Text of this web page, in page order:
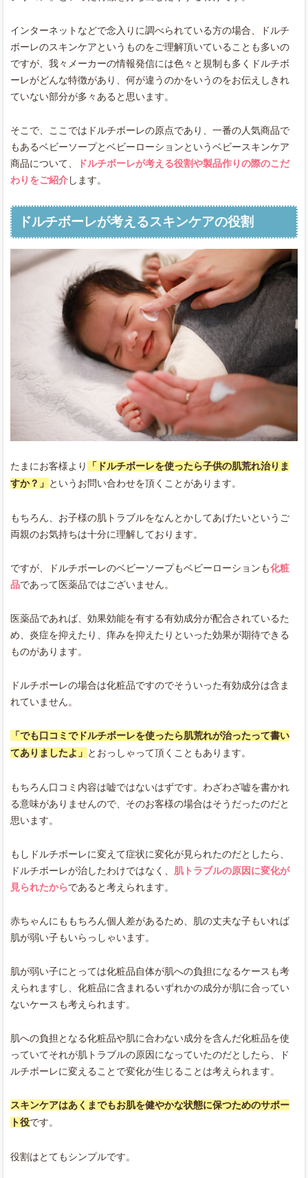
インターネットなどで念入りに調べられている方の場合、ドルチ
ボーレのスキンケアというものをご理解頂いていることも多いの
ですが、我々メーカーの情報発信には色々と規制も多くドルチボ
ーレがどんな特徴があり、何が違うのかをいうのをお伝えしきれ
ていない部分が多々あると思います。
そこで、ここではドルチボーレの原点であり、一番の人気商品で
もあるベビーソープとベビーローションというベビースキンケア
商品について、
ドルチボーレが考える役割や製品作りの際のこだ
わりをご紹介します。
ドルチボーレが考えるスキンケアの役割
たまにお客様より
「ドルチボーレを使ったら子供の肌荒れ治りま
すか？」 というお問い合わせを頂くことがあります。
もちろん、お子様の肌トラブルをなんとかしてあげたいというご
両親のお気持ちは十分に理解しております。
ですが、ドルチボーレのベビーソープもベビーローションも化粧
品であって医薬品ではございません。
医薬品であれば、効果効能を有する有効成分が配合されているた
め、炎症を抑えたり、痒みを抑えたりといった効果が期待できる
ものがあります。
ドルチボーレの場合は化粧品ですのでそういった有効成分は含ま
れていません。
「でも口コミでドルチボーレを使ったら肌荒れが治ったって書い
てありましたよ」 とおっしゃって頂くこともあります。
もちろん口コミ内容は嘘ではないはずです。わざわざ嘘を書かれ
る意味がありませんので、そのお客様の場合はそうだったのだと
思います。
もしドルチボーレに変えて症状に変化が見られたのだとしたら、
ドルチボーレが治したわけではなく、 肌トラブルの原因に変化が
見られたからであると考えられます。
赤ちゃんにももちろん個人差があるため、肌の丈夫な子もいれば
肌が弱い子もいらっしゃいます。
肌が弱い子にとっては化粧品自体が肌への負担になるケースも考
えられますし、化粧品に含まれるいずれかの成分が肌に合ってい
ないケースも考えられます。
肌への負担となる化粧品や肌に合わない成分を含んだ化粧品を使
っていてそれが肌トラブルの原因になっていたのだとしたら、ド
ルチボーレに変えることで変化が生じることは考えられます。
スキンケアはあくまでもお肌を健やかな状態に保つためのサポー
ト役です。
役割はとてもシンプルです。